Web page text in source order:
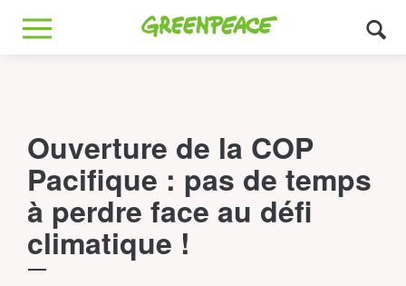
Greenpeace
MENU
Ouverture de la COP
Pacifique : pas de temps
à perdre face au défi
climatique !